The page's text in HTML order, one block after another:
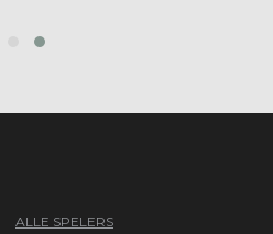
next
ALLE SPELERS